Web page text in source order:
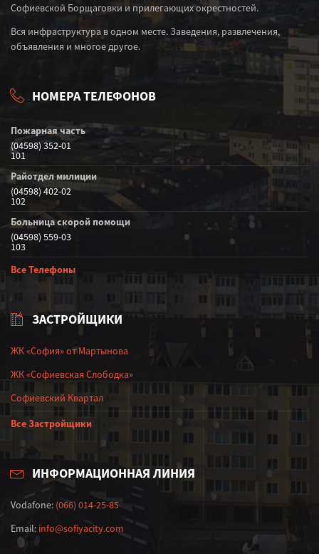
Софиевской Борщаговки и прилегающих окрестностей.
Вся инфраструктура в одном месте. Заведения, развлечения,
объявления и многое другое.
НОМЕРА ТЕЛЕФОНОВ
Пожарная часть
(04598) 352-01
101
Райотдел милиции
(04598) 402-02
102
Больница скорой помощи
(04598) 559-03
103
Все Телефоны
ЗАСТРОЙЩИКИ
ЖК «София» от Мартынова
ЖК «Софиевская Слободка»
Софиевский Квартал
Все Застройщики
ИНФОРМАЦИОННАЯ ЛИНИЯ
Vodafone: (066) 014-25-85
Email: info@sofiyacity.com